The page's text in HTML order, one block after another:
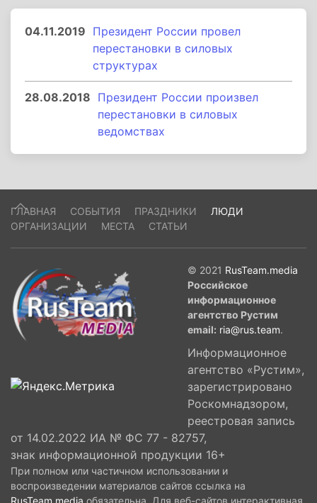
04.11.2019 Президент России провел
перестановки в силовых
структурах
28.08.2018 Президент России произвел
перестановки в силовых
ведомствах
ГЛАВНАЯ СОБЫТИЯ ПРАЗДНИКИ
ЛЮДИ
ОРГАНИЗАЦИИ
МЕСТА СТАТЬИ
© 2021 RusTeam.media
Российское
информационное
агентство Рустим
email: ria@rus.team.
Информационное
агентство «Рустим»,
зарегистрировано
Роскомнадзором,
реестровая запись
от 14.02.2022 ИА № ФС 77 - 82757,
знак информационной продукции 16+
При полном или частичном использовании и
воспроизведении материалов сайтов ссылка на
RusTeam.media обязательна. Для веб-сайтов интерактивная